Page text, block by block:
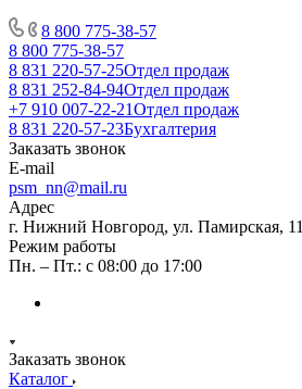
8 800 775-38-57
8 800 775-38-57
8 831 220-57-25Отдел продаж
8 831 252-84-94Отдел продаж
+7 910 007-22-21Отдел продаж
8 831 220-57-23Бухгалтерия
Заказать звонок
E-mail
psm_nn@mail.ru
Адрес
г. Нижний Новгород, ул. Памирская, 11
Режим работы
Пн. – Пт.: с 08:00 до 17:00
Заказать звонок
Каталог